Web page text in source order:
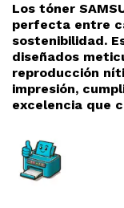
Los tóner
perfecta entre
sostenibilidad.
diseñados
reproducción
impresión,
excelencia que